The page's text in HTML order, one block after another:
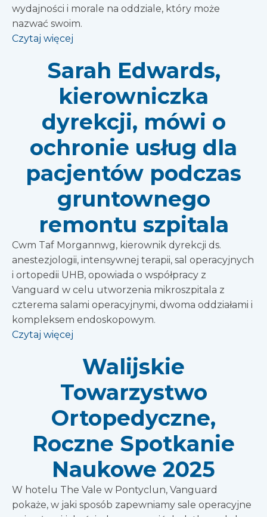
wydajności i morale na oddziale, który może
nazwać swoim.
Czytaj więcej
Sarah Edwards,
kierowniczka
dyrekcji, mówi o
ochronie usług dla
pacjentów podczas
gruntownego
remontu szpitala
Cwm Taf Morgannwg, kierownik dyrekcji ds.
anestezjologii, intensywnej terapii, sal operacyjnych
i ortopedii UHB, opowiada o współpracy z
Vanguard w celu utworzenia mikroszpitala z
czterema salami operacyjnymi, dwoma oddziałami i
kompleksem endoskopowym.
Czytaj więcej
Walijskie
Towarzystwo
Ortopedyczne,
Roczne Spotkanie
Naukowe 2025
W hotelu The Vale w Pontyclun, Vanguard
pokaże, w jaki sposób zapewniamy sale operacyjne